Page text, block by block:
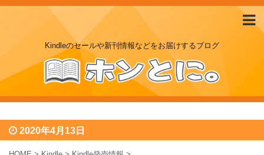
Kindleのセールや新刊情報などをお届けするブログ
2020年4月13日